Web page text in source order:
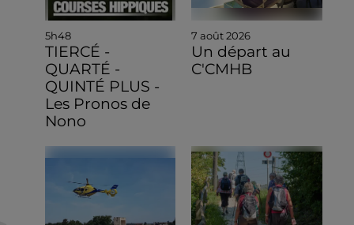
5h48
TIERCÉ -
QUARTÉ -
QUINTÉ PLUS -
Les Pronos de
Nono
7 août 2026
Un départ au
C'CMHB